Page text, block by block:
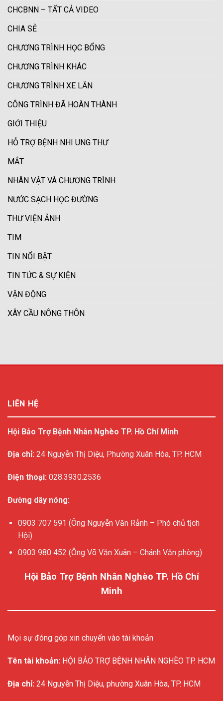
CHCBNN – TẤT CẢ VIDEO
CHIA SẺ
CHƯƠNG TRÌNH HỌC BỔNG
CHƯƠNG TRÌNH KHÁC
CHƯƠNG TRÌNH XE LĂN
CÔNG TRÌNH ĐÃ HOÀN THÀNH
GIỚI THIỆU
HỖ TRỢ BỆNH NHI UNG THƯ
MẮT
NHÂN VẬT VÀ CHƯƠNG TRÌNH
NƯỚC SẠCH HỌC ĐƯỜNG
THƯ VIỆN ẢNH
TIM
TIN NỔI BẬT
TIN TỨC & SỰ KIỆN
VẬN ĐỘNG
XÂY CẦU NÔNG THÔN
LIÊN HỆ
Hội Bảo Trợ Bệnh Nhân Nghèo TP. Hồ Chí Minh
Địa chỉ: 24 Nguyễn Thị Diệu, Phường Xuân Hòa, TP. HCM
Điện thoại: 028.3930.2536
Đường dây nóng:
0903 707 591 (Ông Nguyễn Văn Rảnh – Phó chủ tịch
Hội)
0903 980 452 (Ông Võ Văn Xuân – Chánh Văn phòng)
Hội Bảo Trợ Bệnh Nhân Nghèo TP. Hồ Chí
Minh
Mọi sự đóng góp xin chuyển vào tài khoản
Tên tài khoản: HỘI BẢO TRỢ BỆNH NHÂN NGHÈO TP. HCM
Địa chỉ: 24 Nguyễn Thị Diệu, phường Xuân Hòa, TP. HCM